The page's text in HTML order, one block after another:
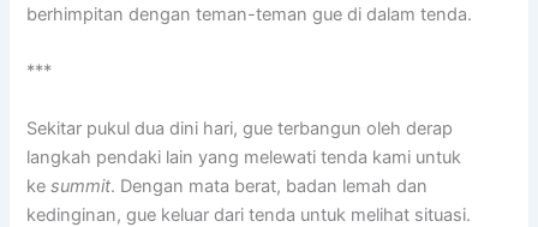
berhimpitan dengan teman-teman gue di dalam tenda.
***
Sekitar pukul dua dini hari, gue terbangun oleh derap
langkah pendaki lain yang melewati tenda kami untuk
kesummit. Dengan mata berat, badan lemah dan
kedinginan, gue keluar dari tenda untuk melihat situasi.